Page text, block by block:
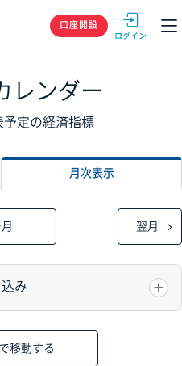
GMOクリック
口座開設
レンダー
定の経済指標
月次表示
翌月
み
度
移動する